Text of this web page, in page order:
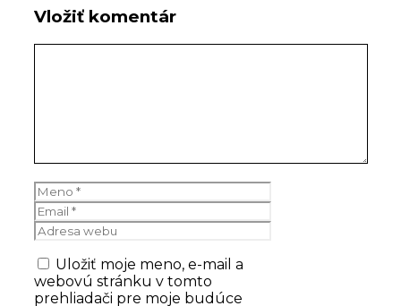
Vložiť komentár
Meno
Email
Adresa
webu
Uložiť moje meno, e-mail a
webovú stránku v tomto
prehliadači pre moje budúce